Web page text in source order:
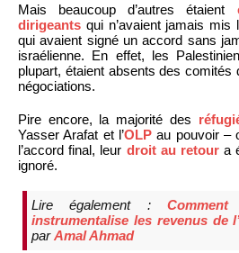
Mais beaucoup d’autres étaient
dirigeants qui n’avaient jamais
qui avaient signé un accord sans
israélienne. En effet, les
plupart, étaient absents des comités
négociations.
Pire encore, la majorité des
Yasser Arafat et l’OLP au pouvoir –
l’accord final, leur droit au retour a
ignoré.
Lire également :
instrumentalise les revenus de
parAmal Ahmad